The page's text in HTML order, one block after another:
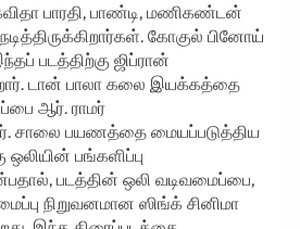
பாரதி, பாண்டி, மணிகண்டன்
கோகுல் பினோய்
படத்திற்கு ஜிப்ரான்
டான் பாலா கலை இயக்கத்தை
ஆர். ராமர்
சாலை பயணத்தை மையப்படுத்திய
ஒலியின் பங்களிப்பு
படத்தின் ஒலி வடிவமைப்பை,
நிறுவனமான ஸிங்க் சினிமா